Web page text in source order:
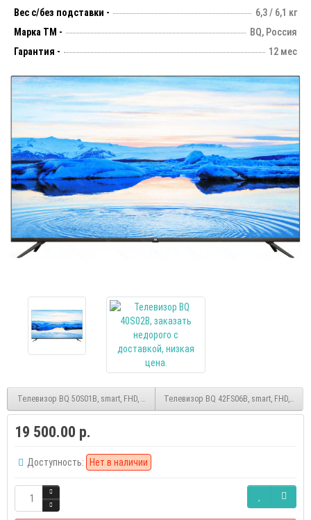
Вес с/без подставки -
6,3 / 6,1 кг
Марка ТМ -
BQ, Россия
Гарантия -
12 мес
Телевизор BQ 50S01B, smart, FHD, (Android)Телевизор BQ 42FS06B, smart, FHD,
19 500.00 р.
Доступность: Нет в наличии